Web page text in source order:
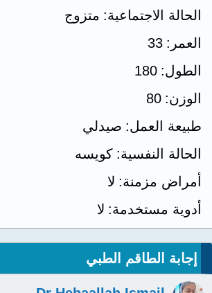
الحالة الاجتماعية
متزوج
العمر
33
الطول 180
الوزن 80
طبيعة العمل صيدلي
الحالة النفسية كويسه
أمراض مزمنة لا
أدوية مستخدمة لا
إجابة الطاقم الطبي